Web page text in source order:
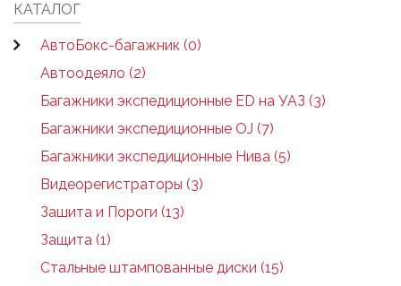
КАТАЛОГ
АвтоБокс-багажник (0)
Автоодеяло (2)
Багажники экспедиционные ED на УАЗ (3)
Багажники экспедиционные OJ (7)
Багажники экспедиционные Нива (5)
Видеорегистраторы (3)
Зашита и Пороги (13)
Защита (1)
Стальные штампованные диски (15)